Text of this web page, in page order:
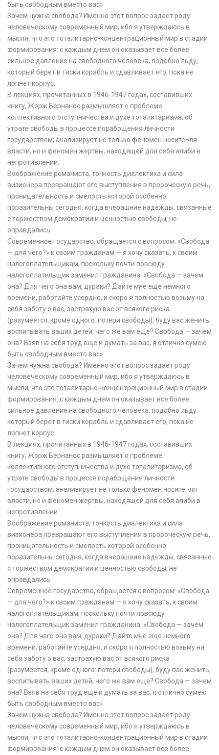
быть свободным вместо вас».
Зачем нужна свобода? Именно этот вопрос задает роду
человеческому современный мир, ибо я утверждаюсь в
мысли, что это тоталитарно-концентрационный мир в стадии
формирования: с каждым днем он оказывает все более
сильное давление на свободного человека, подобно льду,
который берет в тиски корабль и сдавливает его, пока не
лопнет корпус.
В лекциях, прочитанных в 1946-1947 годах, составивших
книгу, Жорж Бернанос размышляет о проблеме
коллективного отступничества и духе тоталитаризма, об
утрате свободы в процессе порабощения личности
государством; анализирует не только феномен носите¬ля
власти, но и феномен жертвы, находящей для себя алиби в
непротивлении.
Воображение романиста, тонкость диалектика и сила
визионера превращают его выступления в пророческую речь,
проницательность и смелость которой особенно
поразительны сегодня, когда вчерашние надежды, связанные
с торжеством демократии и ценностью свободы, не
оправдались.
Современное государство, обращается с вопросом: «Свобода
— для чего?» к своим гражданам — я хочу сказать, к своим
налогоплательщикам, поскольку почти повсюду
налогоплательщик заменил гражданина. «Свобода — зачем
она? Для чего она вам, дураки? Дайте мне еще немного
времени, работайте усердно, и скоро я полностью возьму на
себя заботу о вас, застрахую вас от всякого риска
(разумеется, кроме одного: потери свободы), буду вас женить,
воспитывать ваших детей, чего же вам еще? Свобода — зачем
она? Взяв на себя труд еще и думать за вас, я отлично сумею
быть свободным вместо вас».
Зачем нужна свобода? Именно этот вопрос задает роду
человеческому современный мир, ибо я утверждаюсь в
мысли, что это тоталитарно-концентрационный мир в стадии
формирования: с каждым днем он оказывает все более
сильное давление на свободного человека, подобно льду,
который берет в тиски корабль и сдавливает его, пока не
лопнет корпус.
В лекциях, прочитанных в 1946-1947 годах, составивших
книгу, Жорж Бернанос размышляет о проблеме
коллективного отступничества и духе тоталитаризма, об
утрате свободы в процессе порабощения личности
государством; анализирует не только феномен носите¬ля
власти, но и феномен жертвы, находящей для себя алиби в
непротивлении.
Воображение романиста, тонкость диалектика и сила
визионера превращают его выступления в пророческую речь,
проницательность и смелость которой особенно
поразительны сегодня, когда вчерашние надежды, связанные
с торжеством демократии и ценностью свободы, не
оправдались.
Современное государство, обращается с вопросом: «Свобода
— для чего?» к своим гражданам — я хочу сказать, к своим
налогоплательщикам, поскольку почти повсюду
налогоплательщик заменил гражданина. «Свобода — зачем
она? Для чего она вам, дураки? Дайте мне еще немного
времени, работайте усердно, и скоро я полностью возьму на
себя заботу о вас, застрахую вас от всякого риска
(разумеется, кроме одного: потери свободы), буду вас женить,
воспитывать ваших детей, чего же вам еще? Свобода — зачем
она? Взяв на себя труд еще и думать за вас, я отлично сумею
быть свободным вместо вас».
Зачем нужна свобода? Именно этот вопрос задает роду
человеческому современный мир, ибо я утверждаюсь в
мысли, что это тоталитарно-концентрационный мир в стадии
формирования: с каждым днем он оказывает все более